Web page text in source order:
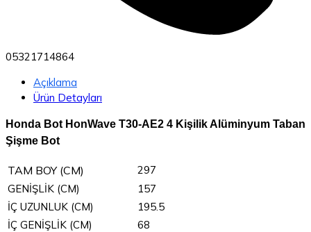
05321714864
Açıklama
Ürün Detayları
Honda Bot HonWave T30-AE2 4 Kişilik Alüminyum Taban
Şişme Bot
TAM BOY (CM)
297
GENİŞLİK (CM)
157
İÇ UZUNLUK (CM)
195.5
İÇ GENİŞLİK (CM)
68